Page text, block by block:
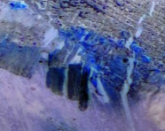
Siirry
sisältöön